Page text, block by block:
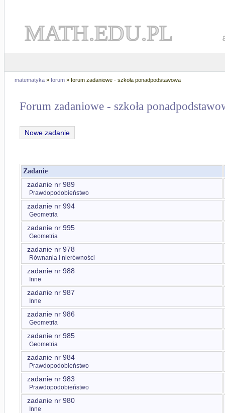
MATH.EDU.PL
matematyka » forum » forum zadaniowe - szkoła ponadpodstawowa
Forum zadaniowe - szkoła
Nowe zadanie
Zadanie
zadanie nr 989
Prawdopodobieństwo
zadanie nr 994
Geometria
zadanie nr 995
Geometria
zadanie nr 978
Równania i nierówności
zadanie nr 988
Inne
zadanie nr 987
Inne
zadanie nr 986
Geometria
zadanie nr 985
Geometria
zadanie nr 984
Prawdopodobieństwo
zadanie nr 983
Prawdopodobieństwo
zadanie nr 980
Inne